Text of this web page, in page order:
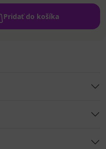
Pridať do košíka